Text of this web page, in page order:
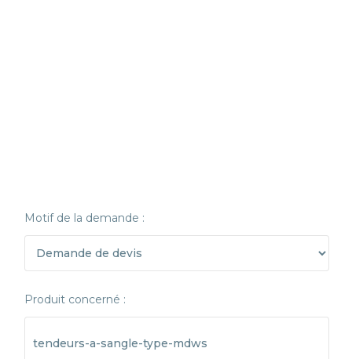
Motif de la demande :
Produit concerné :